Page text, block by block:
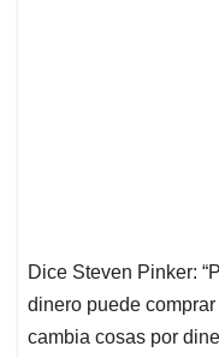
Dice Steven Pinker:
dinero puede
cambia cosas por